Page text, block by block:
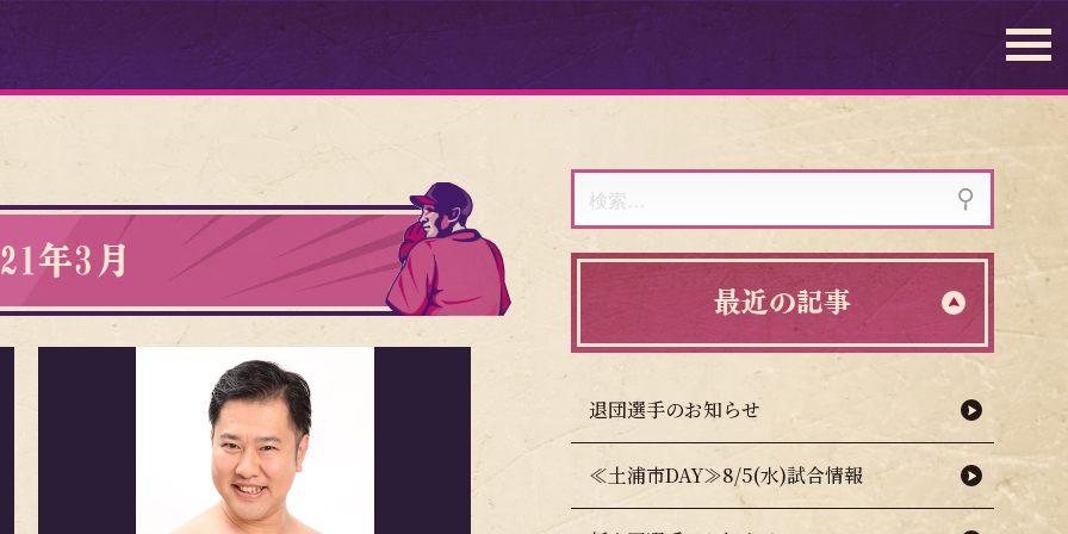
年3月
索:
最近の記事
退団選手のお知らせ
≪土浦市DAY≫8/5(水)試合情報